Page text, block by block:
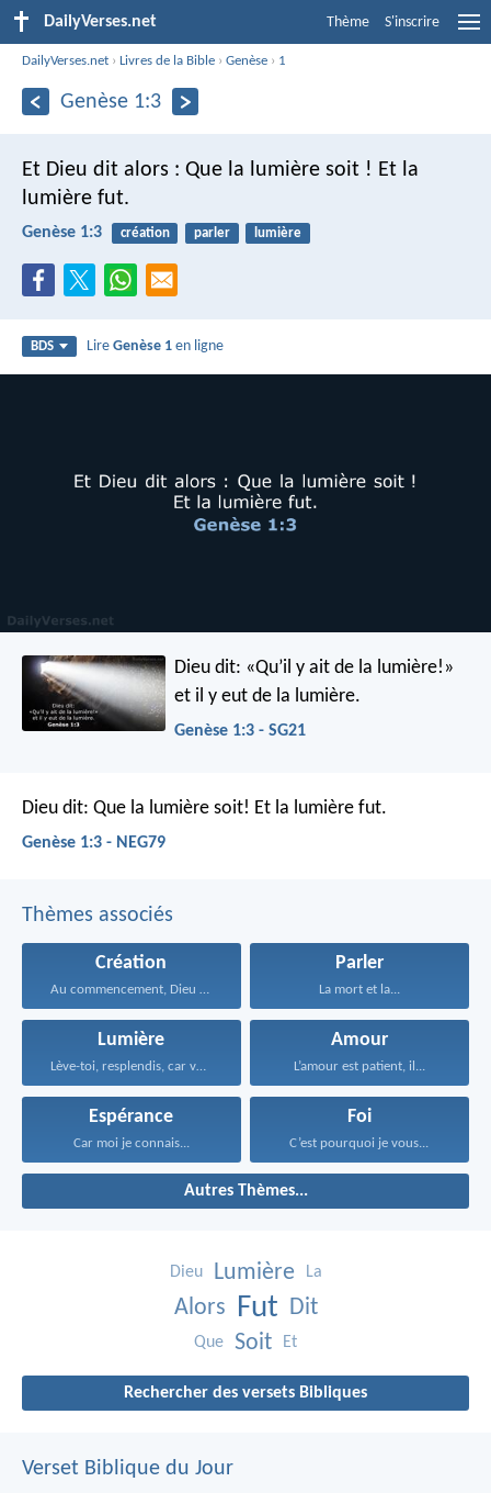
DailyVerses.net Thème S'inscrire
DailyVerses.net ›Livres de la Bible ›Genèse › 1
Genèse 1:3
Et Dieu dit alors : Que la lumière soit ! Et la
lumière fut.
Genèse 1:3 création parler lumière
BDS LireGenèse 1 en ligne
Dieu dit: «Qu’il y ait de la lumière!»
et il y eut de la lumière.
Genèse 1:3 - SG21
Dieu dit: Que la lumière soit! Et la lumière fut.
Genèse 1:3 - NEG79
Thèmes associés
Création
Au commencement, Dieu créa...
Parler
La mort et la...
Lumière
Lève-toi, resplendis, car voici...
Amour
L’amour est patient, il...
Espérance
Car moi je connais...
Foi
C’est pourquoi je vous...
Autres Thèmes...
Dieu Lumière La
Alors Fut Dit
Que Soit Et
Rechercher des versets Bibliques
Verset Biblique du Jour